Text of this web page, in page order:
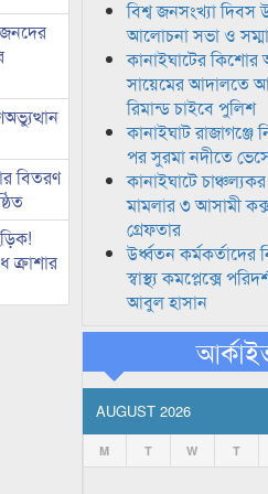
বিতরণ
ক্রাশার
বিশ্ব জনসংখ্যা দিবস
আলোচনা সভা ও
কানাইঘাটের
সায়েমের আদালতে
রিমান্ড চাইবে পুলিশ
কানাইঘাট
পর সুরমা নদীতে
কানাইঘাটে চাঞ্চল্যকর
মামলার ৩ আসামী
গ্রেফতার
উর্ধ্বতন কর্মকর্তাদের
স্বাস্থ্য কমপ্লেক্সে
আবুল হাসান
AUGUST 2026
M T W T